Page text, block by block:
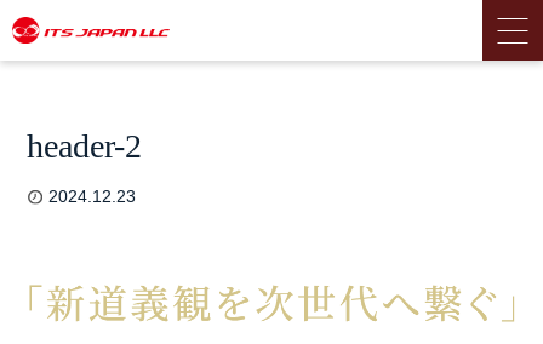
header-2
2024.12.23